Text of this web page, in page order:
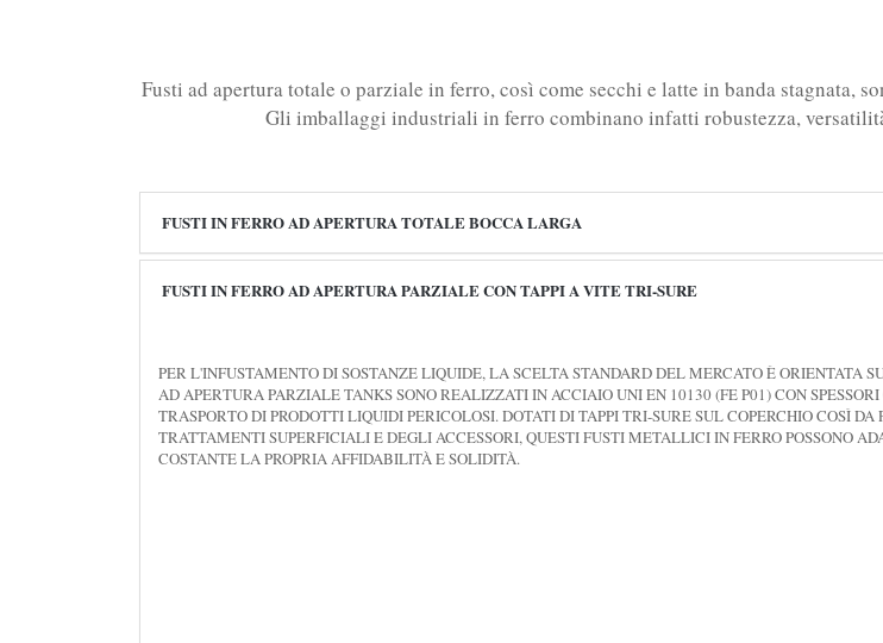
Fusti ad apertura totale o parziale in ferro, così come secchi e latte in banda
Gli imballaggi industriali in ferro combinano infatti robustezza,
FUSTI IN FERRO AD APERTURA TOTALE BOCCA LARGA
FUSTI IN FERRO AD APERTURA PARZIALE CON TAPPI A VITE TRI-SURE
PER L'INFUSTAMENTO DI SOSTANZE LIQUIDE, LA SCELTA STANDARD DEL MERCATO È
AD APERTURA PARZIALE TANKS SONO REALIZZATI IN ACCIAIO UNI EN 10130 (FE P01) CON
TRASPORTO DI PRODOTTI LIQUIDI PERICOLOSI. DOTATI DI TAPPI TRI-SURE SUL COPERCHIO COSÌ
TRATTAMENTI SUPERFICIALI E DEGLI ACCESSORI, QUESTI FUSTI METALLICI IN FERRO POSSONO
COSTANTE LA PROPRIA AFFIDABILITÀ E SOLIDITÀ.